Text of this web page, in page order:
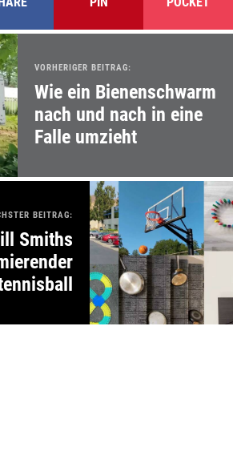
VORHERIGER BEITRAG:
Wie ein Bienenschwarm
nach und nach in eine
Falle umzieht
BEITRAG:
Smiths